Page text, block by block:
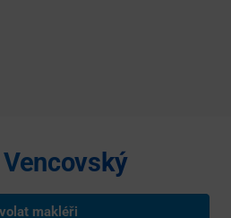
makléři